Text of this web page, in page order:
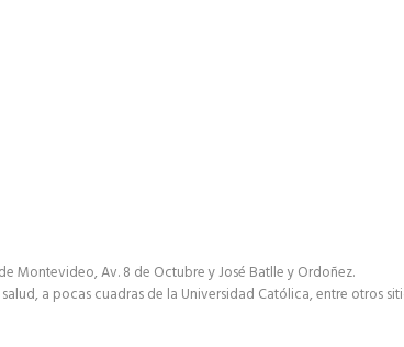
Montevideo, Av. 8 de Octubre y José Batlle y Ordoñez.
a pocas cuadras de la Universidad Católica, entre otros